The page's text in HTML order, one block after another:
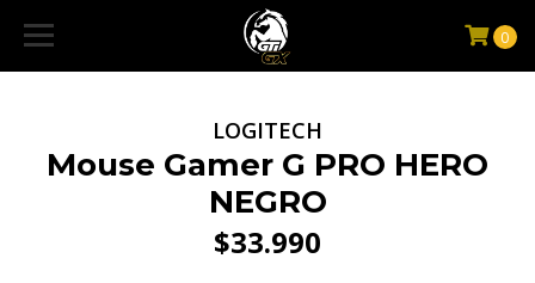
0
LOGITECH
Mouse Gamer G PRO HERO
NEGRO
$33.990